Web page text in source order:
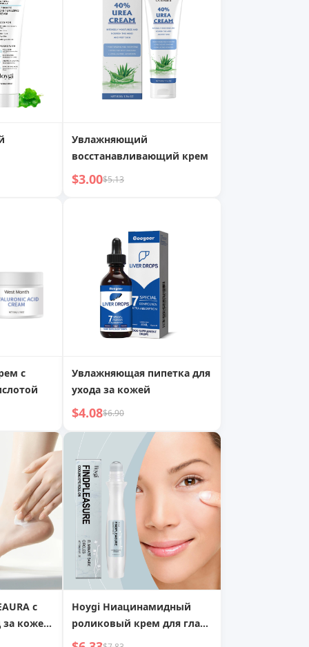
и
Увлажняющий
восстанавливающий крем
$3.00$5.13
с
Увлажняющая пипетка для
ухода за кожей
$4.08$6.90
с
кожей,
Hoygi Ниацинамидный
роликовый крем для глаз,
увлажняющий,